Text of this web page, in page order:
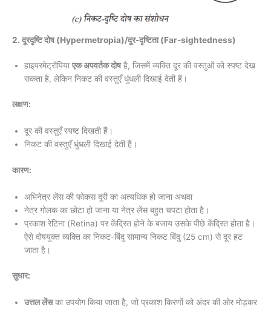
2. दूरदृष्टि दोष (Hypermetropia)/दूर-दृष्टिता (Far-sightedness)
हाइपरमेट्रोपिया एक अपवर्तक दोषहै, जिसमें व्यक्ति दूर की वस्तुओं को स्पष्ट देख
सकता है, लेकिन निकट की वस्तुएँ धुंधली दिखाई देती हैं।
लक्षण:
दूर की वस्तुएँ स्पष्ट दिखती हैं।
निकट की वस्तुएँ धुंधली दिखाई देती हैं।
कारण:
अभिनेत्र लेंस की फोकस दूरी का अत्यधिक हो जाना अथवा
नेत्र गोलक का छोटा हो जाना या नेत्र लेंस बहुत चपटा होता है।
प्रकाश रेटिना (Retina) पर केंद्रित होने के बजाय उसके पीछे केंद्रित होता है।
ऐसे दोषयुक्त व्यक्ति का निकट-बिंदु सामान्य निकट बिंदु (25 cm) से दूर हट
जाता है।
सुधार:
उत्तल लेंसका उपयोग किया जाता है, जो प्रकाश किरणों को अंदर की ओर मोड़कर